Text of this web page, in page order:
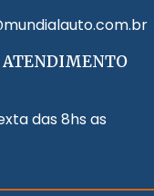
ATENDIMENTO
das 8hs as